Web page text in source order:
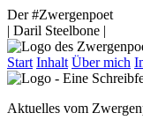
Der #Zwergenpoet
| Daril Steelbone |
Start Inhalt Über mich
Aktuelles vom